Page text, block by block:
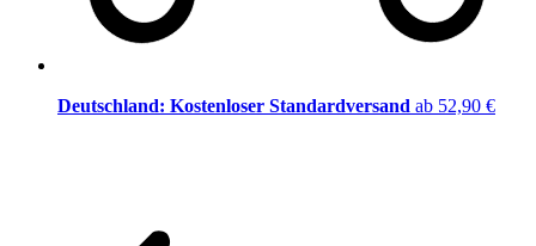
Deutschland: Kostenloser Standardversand ab 52,90 €